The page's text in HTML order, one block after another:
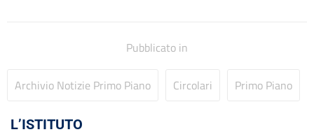
Incarichi amministrativi di vertice
Inclusione e BES
Pubblicato in
Archivio Notizie Primo Piano Circolari Primo Piano
L’ISTITUTO